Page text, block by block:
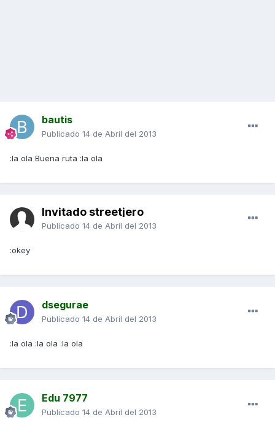
bautis
Publicado 14 de Abril del 2013
:la ola Buena ruta :la ola
Invitado streetjero
Publicado 14 de Abril del 2013
:okey
dsegurae
Publicado 14 de Abril del 2013
:la ola :la ola :la ola
Edu 7977
Publicado 14 de Abril del 2013